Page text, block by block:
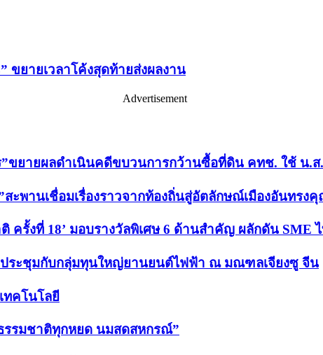
ขยายเวลาโค้งสุดท้ายส่งผลงาน
Advertisement
ขยายผลดำเนินคดีขบวนการกว้านซื้อที่ดิน คทช. ใช้ น.ส
ะพานเชื่อมเรื่องราวจากท้องถิ่นสู่อัตลักษณ์เมืองอันทรง
ครั้งที่ 18’ มอบรางวัลพิเศษ 6 ด้านสำคัญ ผลักดัน SME
ประชุมกับกลุ่มทุนใหญ่ยานยนต์ไฟฟ้า ณ มณฑลเจียงซู จีน
ทคโนโลยี
รมชาติทุกหยด นมสดสหกรณ์”